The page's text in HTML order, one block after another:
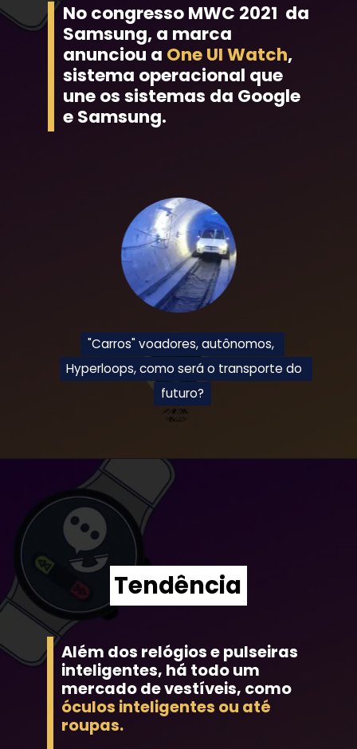
No congresso MWC 2021  da
Samsung, a marca
anunciou a One UI Watch,
sistema operacional que
une os sistemas da Google
e Samsung.
"Carros" voadores, autônomos,
Hyperloops, como será o transporte do
futuro?
"Carros" voadores, autônomos,
Hyperloops, como será o transporte do
futuro?
Além dos relógios e pulseiras
inteligentes, há todo um
óculos inteligentes ou até
roupas.
Tendência